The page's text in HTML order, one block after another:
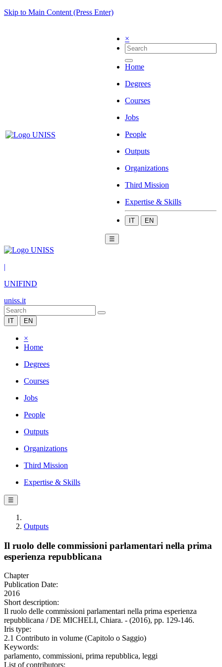
Skip to Main Content (Press Enter)
×
Home
Degrees
Courses
Jobs
People
Outputs
Organizations
Third Mission
Expertise & Skills
IT EN
☰
|
UNIFIND
uniss.it
IT EN
×
Home
Degrees
Courses
Jobs
People
Outputs
Organizations
Third Mission
Expertise & Skills
☰
Outputs
Il ruolo delle commissioni parlamentari nella prima
esperienza repubblicana
Chapter
Publication Date:
2016
Short description:
Il ruolo delle commissioni parlamentari nella prima esperienza
repubblicana / DE MICHELI, Chiara. - (2016), pp. 129-146.
Iris type:
2.1 Contributo in volume (Capitolo o Saggio)
Keywords:
parlamento, commissioni, prima repubblica, leggi
List of contributors: